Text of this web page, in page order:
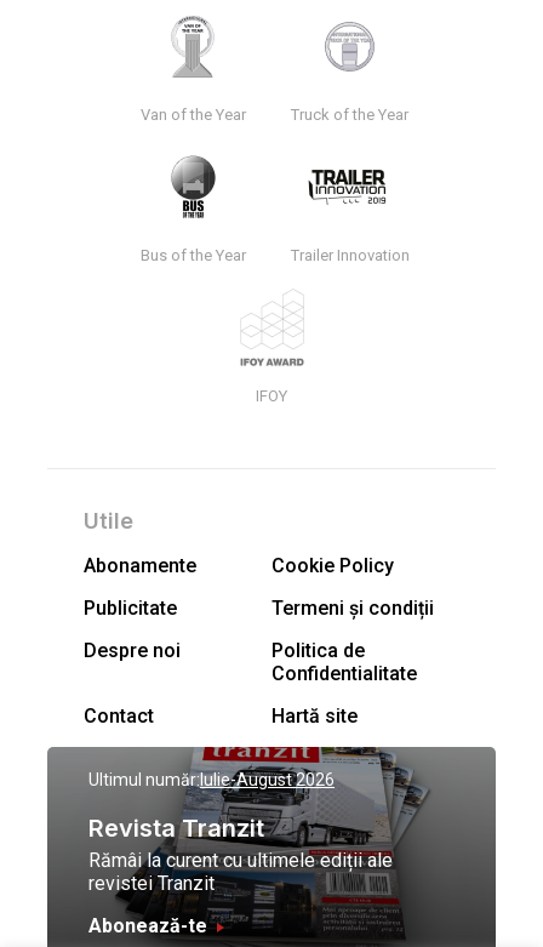
Van of the Year Truck of the Year
Bus of the Year Trailer Innovation
IFOY
Utile
Abonamente
Cookie Policy
Publicitate
Termeni și condiții
Despre noi
Politica de
Confidentialitate
Contact
Hartă site
Ultimul număr:Iulie-August 2026
Revista Tranzit
Rămâi la curent cu ultimele ediții ale
revistei Tranzit
Abonează-te